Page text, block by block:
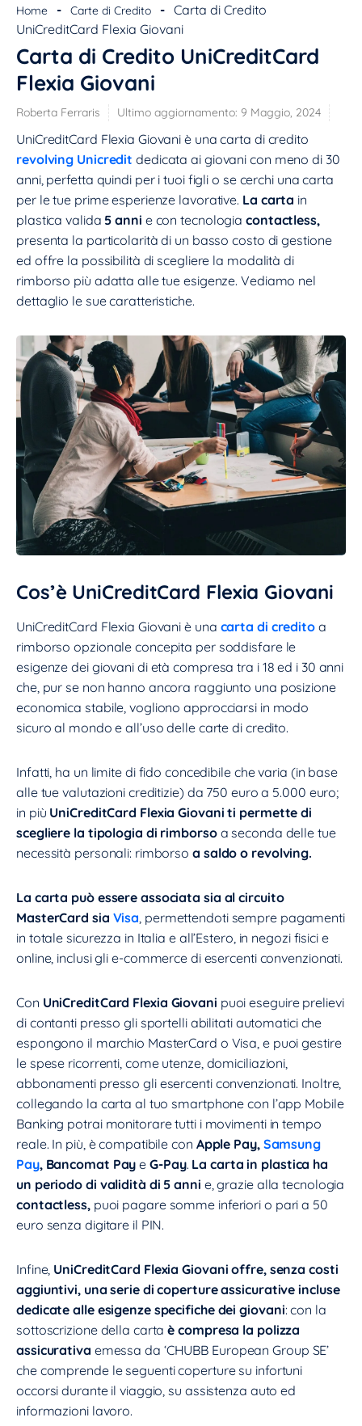
Emittente: UniCredit
Circuito:visa
Funzionalità contactless:ATTIVA
Costo attivazione:
RIASSUNTO
rimborso opzionale concepita per soddisfare le
esigenze dei giovani di età compresa tra i 18 ed i 30
anni che, pur se non hanno ancora raggiunto una
posizione economica stabile, vogliono approcciarsi in
modo sicuro al mondo e all'uso delle carte di
credito.Ha un limite di fido concedibile che varia (in
base alle tue valutazioni creditizie) da 750 euro a 5000
euro.
Leggi la recensione completa »
Vai al sito ufficiale
Home - Carte di Credito - Carta di Credito
UniCreditCard Flexia Giovani
Carta di Credito UniCreditCard
Flexia Giovani
Roberta Ferraris Ultimo aggiornamento: 9 Maggio, 2024
UniCreditCard Flexia Giovani è una carta di credito
revolving Unicredit dedicata ai giovani con meno di 30
anni, perfetta quindi per i tuoi figli o se cerchi una carta
per le tue prime esperienze lavorative. La carta in
plastica valida 5 anni e con tecnologiacontactless,
presenta la particolarità di un basso costo di gestione
ed offre la possibilità di scegliere la modalità di
rimborso più adatta alle tue esigenze. Vediamo nel
dettaglio le sue caratteristiche.
Cos’è UniCreditCard Flexia Giovani
UniCreditCard Flexia Giovani è una carta di creditoa
rimborso opzionale concepita per soddisfare le
esigenze dei giovani di età compresa tra i 18 ed i 30 anni
che, pur se non hanno ancora raggiunto una posizione
economica stabile, vogliono approcciarsi in modo
sicuro al mondo e all’uso delle carte di credito.
Infatti, ha un limite di fido concedibile che varia (in base
alle tue valutazioni creditizie) da 750 euro a 5.000 euro;
in più UniCreditCard Flexia Giovani ti permette di
scegliere la tipologia di rimborso a seconda delle tue
necessità personali: rimborso a saldo o revolving.
La carta può essere associata sia al circuito
MasterCard sia Visa, permettendoti sempre pagamenti
in totale sicurezza in Italia e all’Estero, in negozi fisici e
online, inclusi gli e-commerce di esercenti convenzionati.
Con UniCreditCard Flexia Giovani puoi eseguire prelievi
di contanti presso gli sportelli abilitati automatici che
espongono il marchio MasterCard o Visa, e puoi gestire
le spese ricorrenti, come utenze, domiciliazioni,
abbonamenti presso gli esercenti convenzionati. Inoltre,
collegando la carta al tuo smartphone con l’app Mobile
Banking potrai monitorare tutti i movimenti in tempo
reale. In più, è compatibile con Apple Pay, Samsung
Pay, Bancomat PayeG-Pay. La carta in plastica ha
un periodo di validità di 5 anni e, grazie alla tecnologia
contactless, puoi pagare somme inferiori o pari a 50
euro senza digitare il PIN.
Infine, UniCreditCard Flexia Giovani offre, senza costi
aggiuntivi, una serie di coperture assicurative incluse
dedicate alle esigenze specifiche dei giovani: con la
sottoscrizione della cartaè compresa la polizza
assicurativa emessa da ‘CHUBB European Group SE’
che comprende le seguenti coperture su infortuni
occorsi durante il viaggio, su assistenza auto ed
informazioni lavoro.